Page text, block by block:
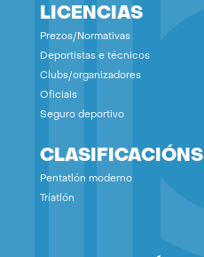
LICENCIAS
Prezos/Normativas
Deportistas e técnicos
Clubs/organizadores
Oficiais
Seguro deportivo
CLASIFICACIÓNS
Pentatlón moderno
Tríatlón